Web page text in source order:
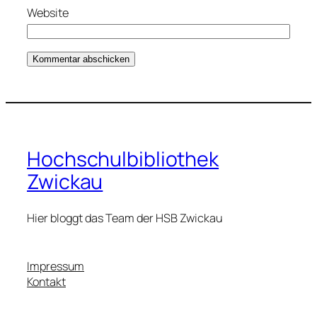
Website
Hochschulbibliothek
Zwickau
Hier bloggt das Team der HSB Zwickau
Impressum
Kontakt